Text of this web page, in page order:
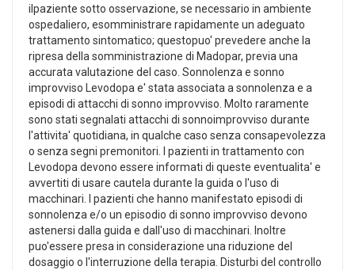
ilpaziente sotto osservazione, se necessario in ambiente
ospedaliero, esomministrare rapidamente un adeguato
trattamento sintomatico; questopuo' prevedere anche la
ripresa della somministrazione di Madopar, previa una
accurata valutazione del caso. Sonnolenza e sonno
improvviso Levodopa e' stata associata a sonnolenza e a
episodi di attacchi di sonno improvviso. Molto raramente
sono stati segnalati attacchi di sonnoimprovviso durante
l'attivita' quotidiana, in qualche caso senza consapevolezza
o senza segni premonitori. I pazienti in trattamento con
Levodopa devono essere informati di queste eventualita' e
avvertiti di usare cautela durante la guida o l'uso di
macchinari. I pazienti che hanno manifestato episodi di
sonnolenza e/o un episodio di sonno improvviso devono
astenersi dalla guida e dall'uso di macchinari. Inoltre
puo'essere presa in considerazione una riduzione del
dosaggio o l'interruzione della terapia. Disturbi del controllo